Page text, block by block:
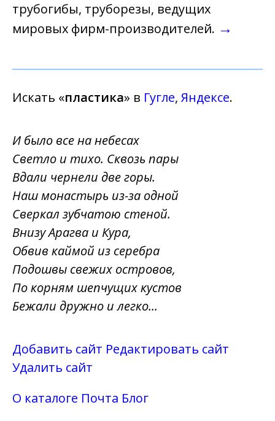
трубогибы, труборезы, ведущих
мировых фирм-производителей. →
Искать «пластика» в Гугле, Яндексе.
И было все на небесах
Светло и тихо. Сквозь пары
Вдали чернели две горы.
Наш монастырь из-за одной
Сверкал зубчатою стеной.
Внизу Арагва и Кура,
Обвив каймой из серебра
Подошвы свежих островов,
По корням шепчущих кустов
Бежали дружно и легко...
Добавить сайт Редактировать сайт
Удалить сайт
О каталоге Почта Блог